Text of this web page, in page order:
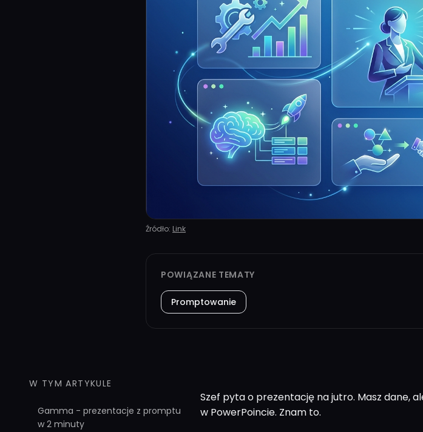
Źródło: Link
POWIĄZANE TEMATY
Promptowanie
W TYM ARTYKULE
Gamma - prezentacje z promptu
w 2 minuty
Szef pyta o prezentację na jutro. Masz dane,
w PowerPoincie. Znam to.